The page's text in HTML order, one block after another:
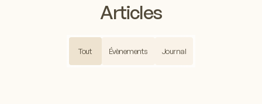
Articles
Tout Évènements Journal